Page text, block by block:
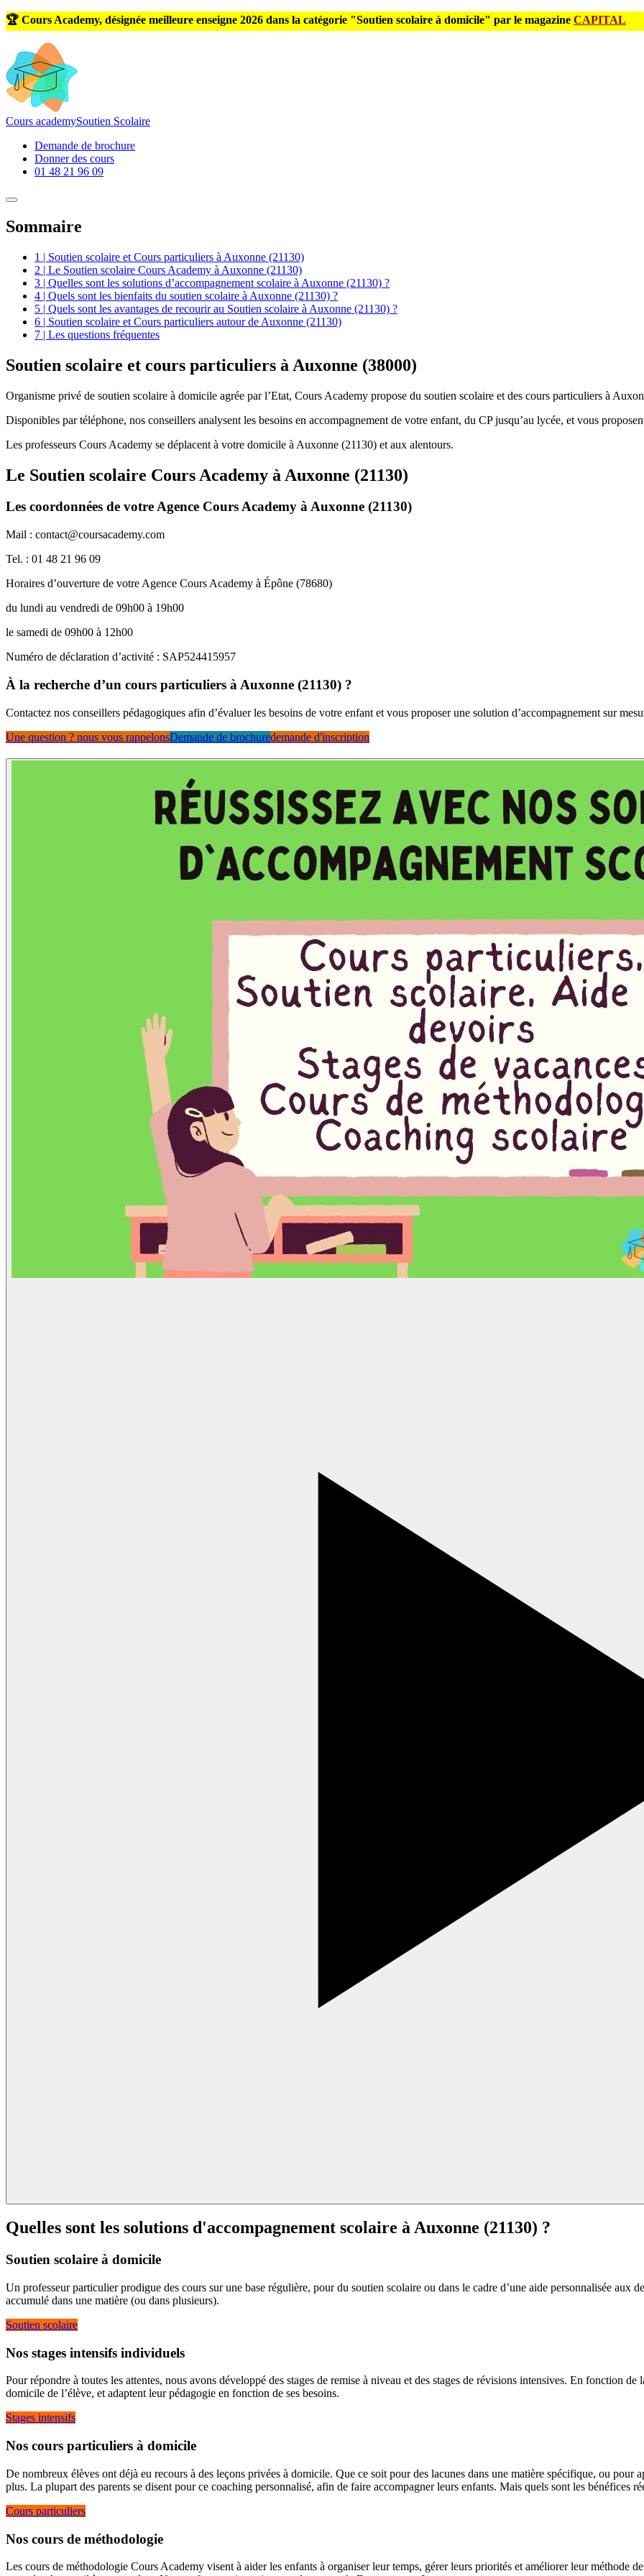
🏆 Cours Academy, désignée meilleure enseigne 2026 dans la catégorie "Soutien scolaire à domicile" par le magazine CAPITAL
Cours academySoutien Scolaire
Demande de brochure
Donner des cours
01 48 21 96 09
Sommaire
1 | Soutien scolaire et Cours particuliers à Auxonne (21130)
2 | Le Soutien scolaire Cours Academy à Auxonne (21130)
3 | Quelles sont les solutions d’accompagnement scolaire à Auxonne (21130) ?
4 | Quels sont les bienfaits du soutien scolaire à Auxonne (21130) ?
5 | Quels sont les avantages de recourir au Soutien scolaire à Auxonne (21130) ?
6 | Soutien scolaire et Cours particuliers autour de Auxonne (21130)
7 | Les questions fréquentes
Soutien scolaire et cours particuliers à Auxonne (38000)
Organisme privé de soutien scolaire à domicile agrée par l’Etat, Cours Academy propose du soutien scolaire et des cours particuliers à
Disponibles par téléphone, nos conseillers analysent les besoins en accompagnement de votre enfant, du CP jusqu’au lycée, et vous
Les professeurs Cours Academy se déplacent à votre domicile à Auxonne (21130) et aux alentours.
Le Soutien scolaire Cours Academy à Auxonne (21130)
Les coordonnées de votre Agence Cours Academy à Auxonne (21130)
Mail : contact@coursacademy.com
Tel. : 01 48 21 96 09
Horaires d’ouverture de votre Agence Cours Academy à Épône (78680)
du lundi au vendredi de 09h00 à 19h00
le samedi de 09h00 à 12h00
Numéro de déclaration d’activité : SAP524415957
À la recherche d’un cours particuliers à Auxonne (21130) ?
Contactez nos conseillers pédagogiques afin d’évaluer les besoins de votre enfant et vous proposer une solution d’accompagnement sur
Une question ? nous vous rappelonsDemande de brochuredemande d'inscription
Quelles sont les solutions d'accompagnement scolaire à Auxonne (21130) ?
Soutien scolaire à domicile
Un professeur particulier prodigue des cours sur une base régulière, pour du soutien scolaire ou dans le cadre d’une aide personnalisée aux
accumulé dans une matière (ou dans plusieurs).
Soutien scolaire
Nos stages intensifs individuels
Pour répondre à toutes les attentes, nous avons développé des stages de remise à niveau et des stages de révisions intensives. En fonction
domicile de l’élève, et adaptent leur pédagogie en fonction de ses besoins.
Stages intensifs
Nos cours particuliers à domicile
De nombreux élèves ont déjà eu recours à des leçons privées à domicile. Que ce soit pour des lacunes dans une matière spécifique, ou pour
plus. La plupart des parents se disent pour ce coaching personnalisé, afin de faire accompagner leurs enfants. Mais quels sont les bénéfices
Cours particuliers
Nos cours de méthodologie
Les cours de méthodologie Cours Academy visent à aider les enfants à organiser leur temps, gérer leurs priorités et améliorer leur méthode